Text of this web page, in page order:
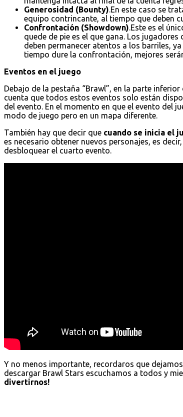
Generosidad (Bounty).En este caso se
equipo contrincante, al tiempo que deben
Confrontación (Showdown).Este es el
quede de pie es el que gana. Los
deben permanecer atentos a los barriles,
tiempo dure la confrontación, mejores
Eventos en el juego
Debajo de la pestaña “Brawl”, en la parte
cuenta que todos estos eventos solo están
del evento. En el momento en que el evento del
modo de juego pero en un mapa diferente.
También hay que decir que cuando se inicia el
es necesario obtener nuevos personajes, es
desbloquear el cuarto evento.
Y no menos importante, recordaros que
descargar Brawl Stars escuchamos a todos y
divertirnos!